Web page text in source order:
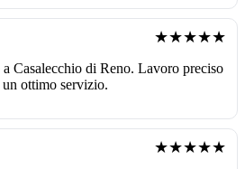
★★★★★
a Casalecchio di Reno. Lavoro preciso
ottimo servizio.
★★★★★